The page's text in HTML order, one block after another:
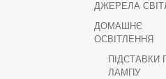
ДЖЕРЕЛА
ДОМАШНЄ
ОСВІТЛЕННЯ
ПІДСТАВКИ
ЛАМПУ